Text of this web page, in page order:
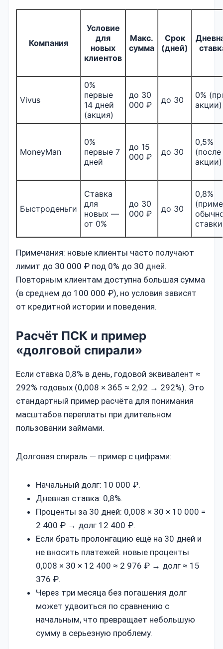
Компания
Условие
для
новых
клиентов
Макс.
сумма
Срок
(дней)
Vivus
0%
первые
14 дней
(акция)
до 30
000 ₽
до 30
0%
акции)
MoneyMan
0%
первые 7
дней
до 15
000 ₽
до 30
0,5%
(после
акции)
Быстроденьги
Ставка
для
новых —
от 0%
до 30
000 ₽
до 30
0,8%
Примечания: новые клиенты часто получают
лимит до 30 000 ₽ под 0% до 30 дней.
Повторным клиентам доступна большая сумма
(в среднем до 100 000 ₽), но условия зависят
от кредитной истории и поведения.
Расчёт ПСК и пример
«долговой спирали»
Если ставка 0,8% в день, годовой эквивалент ≈
292% годовых (0,008 × 365 ≈ 2,92 → 292%). Это
стандартный пример расчёта для понимания
масштабов переплаты при длительном
пользовании займами.
Долговая спираль — пример с цифрами:
Начальный долг: 10 000 ₽.
Дневная ставка: 0,8%.
Проценты за 30 дней: 0,008 × 30 × 10 000 =
2 400 ₽ → долг 12 400 ₽.
Если брать пролонгацию ещё на 30 дней и
не вносить платежей: новые проценты
0,008 × 30 × 12 400 ≈ 2 976 ₽ → долг ≈ 15
376 ₽.
Через три месяца без погашения долг
может удвоиться по сравнению с
начальным, что превращает небольшую
сумму в серьезную проблему.